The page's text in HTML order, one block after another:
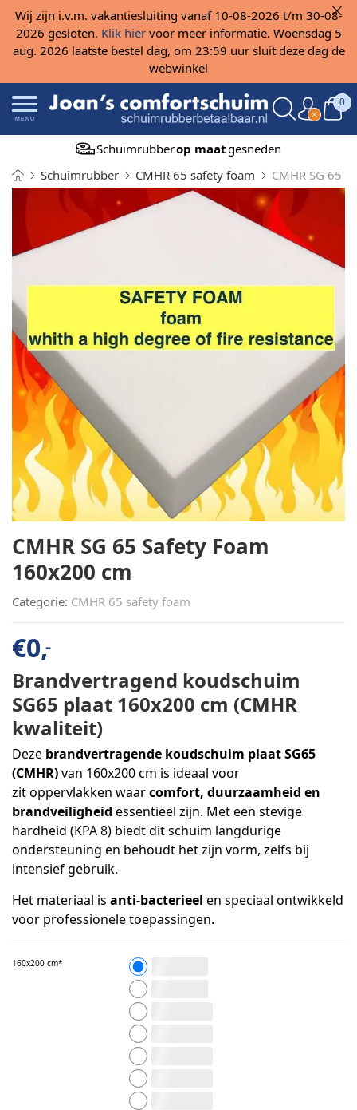
Wij zijn i.v.m. vakantiesluiting vanaf 10-08-2026 t/m 30-08-
2026 gesloten. Klik hiervoor meer informatie. Woensdag 5
aug. 2026 laatste bestel dag, om 23:59 uur sluit deze dag de
webwinkel
MENU
0
Schuimrubberop maatgesneden
Schuimrubber
CMHR 65 safety foam CMHR SG 65
CMHR SG 65 Safety Foam
160x200 cm
Categorie: CMHR 65 safety foam
€0,-
Brandvertragend koudschuim
SG65 plaat 160x200 cm (CMHR
kwaliteit)
Deze brandvertragende koudschuim plaat SG65
(CMHR)van 160x200 cm is ideaal voor
zit oppervlakken waarcomfort, duurzaamheid en
brandveiligheid essentieel zijn. Met een stevige
hardheid (KPA 8) biedt dit schuim langdurige
ondersteuning en behoudt het zijn vorm, zelfs bij
intensief gebruik.
Het materiaal is anti-bacterieel en speciaal ontwikkeld
voor professionele toepassingen.
160x200 cm